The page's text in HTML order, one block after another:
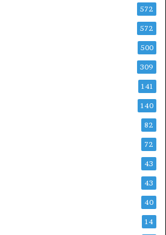
572
572
500
309
141
140
82
72
43
43
40
14